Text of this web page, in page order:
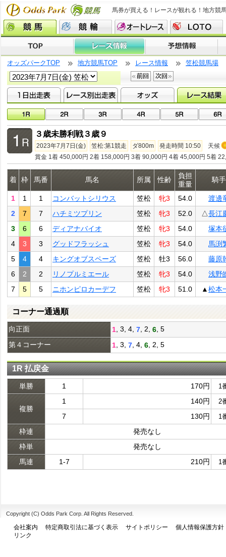
馬券が買える！レースが観れる！地方競
オッズパークTOP 地方競馬TOP レース情報 笠松競馬場
３歳未勝利戦３歳９
2023年7月7日(金) 笠松:第1競走 ダ800m 発走時間 10:50
天候
賞金 1着 450,000円 2着 158,000円 3着 90,000円 4着 45,000円 5着
着 枠 馬番 馬名 所属 性齢
負担
重量
騎手
1 1 1 コンバットシリウス 笠松 牝3 54.0
渡邊
2
7 7 ハチミツプリン 笠松 牝3 52.0 △長江
3
6 6 ディアナバイオ 笠松 牝3 54.0
塚本
4
3 3 グッドフラッシュ 笠松 牝3 54.0
馬渕
5
4 4 キングオブスペーズ 笠松 牡3 56.0
藤原
6
2 2 リノプルミエール 笠松 牝3 54.0
浅野
7
5 5 ニホンピロカーデフ 笠松 牝3 51.0 ▲松本
コーナー通過順
向正面 1 , 3, 4, 7 , 2, 6 , 5
第４コーナー
1 , 3, 7 , 4, 6 , 2, 5
1R 払戻金
単勝 1 170円 1
複勝
1 140円 2
7 130円 1
枠連
発売なし
枠単
発売なし
馬連
1-7 210円 1
Copyright (C) Odds Park Corp. All Rights Reserved.
会社案内 特定商取引法に基づく表示 サイトポリシー
個人情報保護方針
リンク